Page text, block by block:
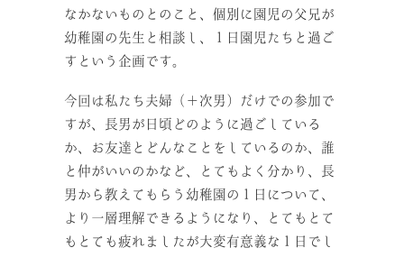
なかないものとのこと、個別に園児の父兄が
幼稚園の先生と相談し、１日園児たちと過ご
すという企画です。
今回は私たち夫婦（＋次男）だけでの参加で
すが、長男が日頃どのように過ごしている
か、お友達とどんなことをしているのか、誰
と仲がいいのかなど、とてもよく分かり、長
男から教えてもらう幼稚園の１日について、
より一層理解できるようになり、とてもとて
もとても疲れましたが大変有意義な１日でし